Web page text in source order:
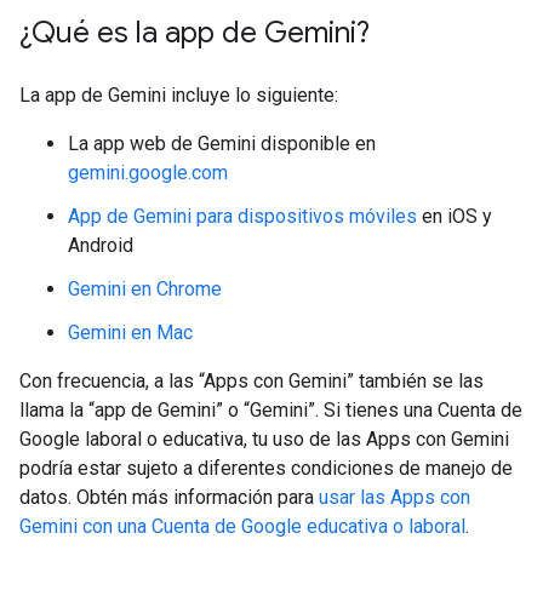
¿Qué es la app de Gemini?
La app de Gemini incluye lo siguiente:
La app web de Gemini disponible en
gemini.google.com
App de Gemini para dispositivos móviles en iOS y
Android
Gemini en Chrome
Gemini en Mac
Con frecuencia, a las “Apps con Gemini” también se las
llama la “app de Gemini” o “Gemini”. Si tienes una Cuenta de
Google laboral o educativa, tu uso de las Apps con Gemini
podría estar sujeto a diferentes condiciones de manejo de
datos. Obtén más información para usar las Apps con
Gemini con una Cuenta de Google educativa o laboral.